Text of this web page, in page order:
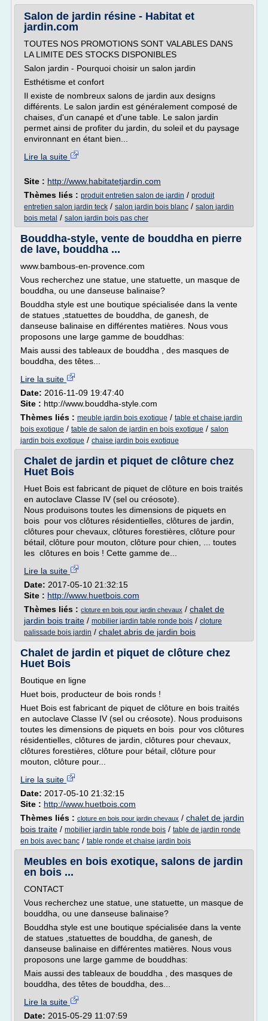
Salon de jardin résine - Habitat et
jardin.com
TOUTES NOS PROMOTIONS SONT VALABLES DANS
LA LIMITE DES STOCKS DISPONIBLES
Salon jardin - Pourquoi choisir un salon jardin
Esthétisme et confort
Il existe de nombreux salons de jardin aux designs
différents. Le salon jardin est généralement composé de
chaises, d'un canapé et d'une table. Le salon jardin
permet ainsi de profiter du jardin, du soleil et du paysage
environnant en étant bien...
Lire la suite
Site : http://www.habitatetjardin.com
Thèmes liés : produit entretien salon de jardin / produit
entretien salon jardin teck / salon jardin bois blanc / salon jardin
bois metal / salon jardin bois pas cher
Bouddha-style, vente de bouddha en pierre
de lave, bouddha ...
www.bambous-en-provence.com
Vous recherchez une statue, une statuette, un masque de
bouddha, ou une danseuse balinaise?
Bouddha style est une boutique spécialisée dans la vente
de statues ,statuettes de bouddha, de ganesh, de
danseuse balinaise en différentes matières. Nous vous
proposons une large gamme de bouddhas:
Mais aussi des tableaux de bouddha , des masques de
bouddha, des têtes...
Lire la suite
Date: 2016-11-09 19:47:40
Site : http://www.bouddha-style.com
Thèmes liés : meuble jardin bois exotique / table et chaise jardin
bois exotique / table de salon de jardin en bois exotique / salon
jardin bois exotique / chaise jardin bois exotique
Chalet de jardin et piquet de clôture chez
Huet Bois
Huet Bois est fabricant de piquet de clôture en bois traités
en autoclave Classe IV (sel ou créosote).
Nous produisons toutes les dimensions de piquets en
bois pour vos clôtures résidentielles, clôtures de jardin,
clôtures pour chevaux, clôtures forestières, clôture pour
bétail, clôture pour mouton, clôture pour chien, ... toutes
les clôtures en bois ! Cette gamme de...
Lire la suite
Date: 2017-05-10 21:32:15
Site : http://www.huetbois.com
Thèmes liés : cloture en bois pour jardin chevaux / chalet de
jardin bois traite / mobilier jardin table ronde bois / cloture
palissade bois jardin / chalet abris de jardin bois
Chalet de jardin et piquet de clôture chez
Huet Bois
Boutique en ligne
Huet bois, producteur de bois ronds !
Huet Bois est fabricant de piquet de clôture en bois traités
en autoclave Classe IV (sel ou créosote). Nous produisons
toutes les dimensions de piquets en bois pour vos clôtures
résidentielles, clôtures de jardin, clôtures pour chevaux,
clôtures forestières, clôture pour bétail, clôture pour
mouton, clôture pour...
Lire la suite
Date: 2017-05-10 21:32:15
Site : http://www.huetbois.com
Thèmes liés : cloture en bois pour jardin chevaux / chalet de jardin
bois traite / mobilier jardin table ronde bois / table de jardin ronde
en bois avec banc / table ronde et chaise jardin bois
Meubles en bois exotique, salons de jardin
en bois ...
CONTACT
Vous recherchez une statue, une statuette, un masque de
bouddha, ou une danseuse balinaise?
Bouddha style est une boutique spécialisée dans la vente
de statues ,statuettes de bouddha, de ganesh, de
danseuse balinaise en différentes matières. Nous vous
proposons une large gamme de bouddhas:
Mais aussi des tableaux de bouddha , des masques de
bouddha, des têtes de bouddha, des...
Lire la suite
Date: 2015-05-29 11:07:59